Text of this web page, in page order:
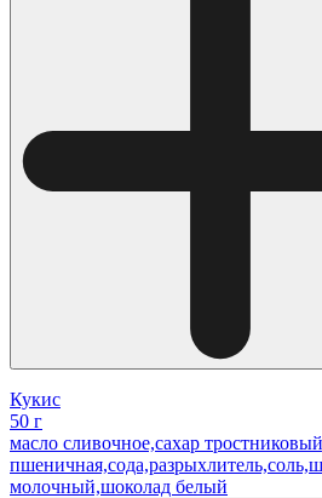
Кукис
50 г
масло сливочное,сахар
молочный,шоколад белый